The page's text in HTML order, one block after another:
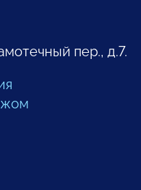
пер., д.7.